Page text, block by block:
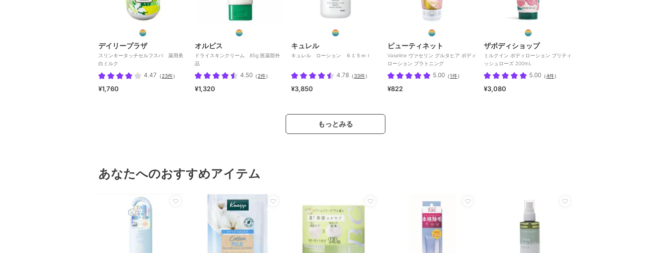
デイリープラザ
スリンキータッチセルフスパ 薬用美
白ミルク
4.47 （23件）
¥1,760
オルビス
ドライスキンクリーム 85g 医薬部外
品
4.50 （2件）
¥1,320
キュレル
キュレル ローション ６１５ｍｌ
4.78 （33件）
¥3,850
ビューティネット
Vaseline ヴァセリン グルタヒア ボディ
ローション ブラトニング
5.00 （1件）
¥822
ザボディショップ
ミルクイン ボディローション ブリティ
ッシュローズ 200mL
5.00 （4件）
¥3,080
もっとみる
あなたへのおすすめアイテム